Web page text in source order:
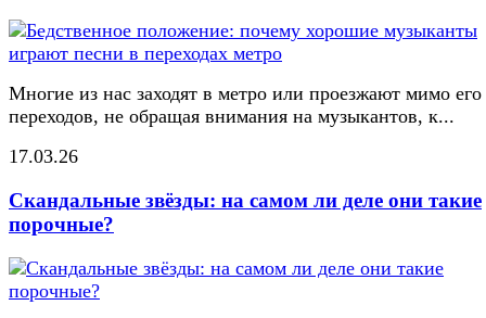
Многие из нас заходят в метро или проезжают мимо его
переходов, не обращая внимания на музыкантов, к...
17.03.26
Скандальные звёзды: на самом ли деле они такие
порочные?